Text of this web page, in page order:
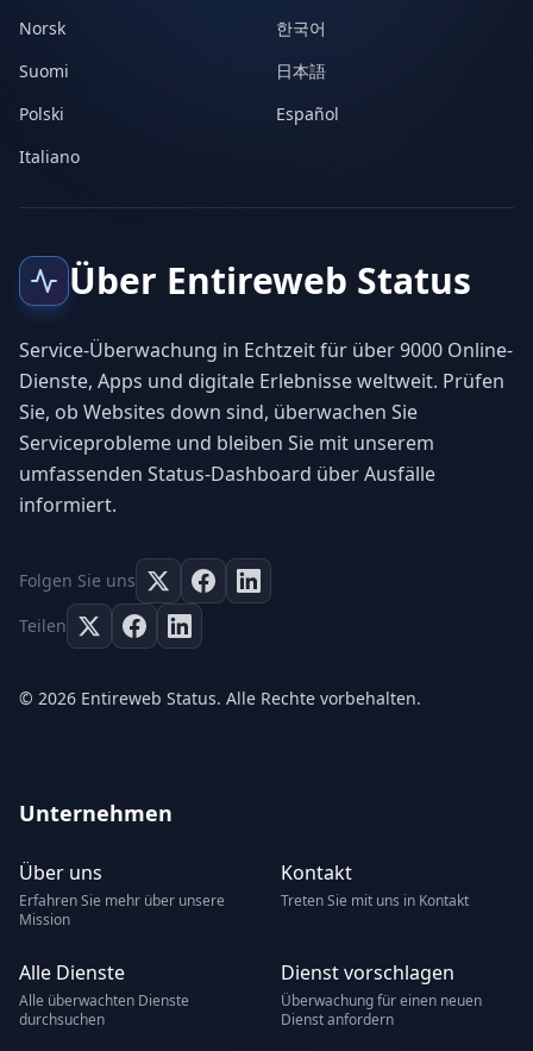
Norsk
한국어
Suomi
日本語
Polski
Español
Italiano
Über Entireweb Status
Service-Überwachung in Echtzeit für über 9000 Online-
Dienste, Apps und digitale Erlebnisse weltweit. Prüfen
Sie, ob Websites down sind, überwachen Sie
Serviceprobleme und bleiben Sie mit unserem
umfassenden Status-Dashboard über Ausfälle
informiert.
Folgen Sie uns
Teilen
© 2026 Entireweb Status. Alle Rechte vorbehalten.
Unternehmen
Über uns
Erfahren Sie mehr über unsere
Mission
Kontakt
Treten Sie mit uns in Kontakt
Alle Dienste
Alle überwachten Dienste
durchsuchen
Dienst vorschlagen
Überwachung für einen neuen
Dienst anfordern